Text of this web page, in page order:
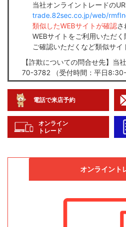
当社オンライントレードの
trade.82sec.co.jp/web/
類似したWEBサイトが確認さ
WEBサイトをご利用いただ
ご確認いただくなど類似サイ
【詐欺についての問合せ先】当
70-3782 （受付時間：平日8:30-
電話で来店予約
オンライン
トレード
オンライント